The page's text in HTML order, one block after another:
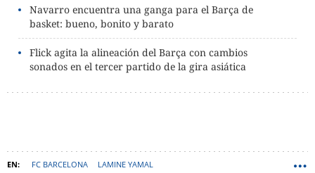
Navarro encuentra una ganga para el Barça de
basket: bueno, bonito y barato
Flick agita la alineación del Barça con cambios
sonados en el tercer partido de la gira asiática
FC BARCELONA LAMINE YAMAL